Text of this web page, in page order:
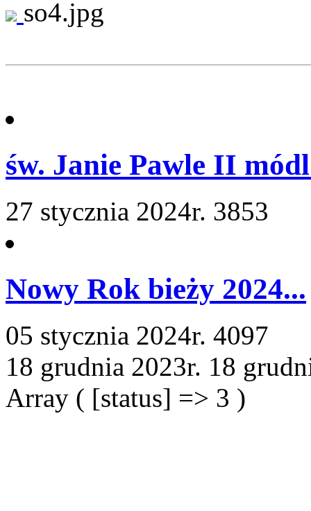
so4.jpg
św. Janie Pawle II
27 stycznia 2024r. 3853
Nowy Rok bieży 2024...
05 stycznia 2024r. 4097
18 grudnia 2023r. 18
Array ( [status] => 3 )